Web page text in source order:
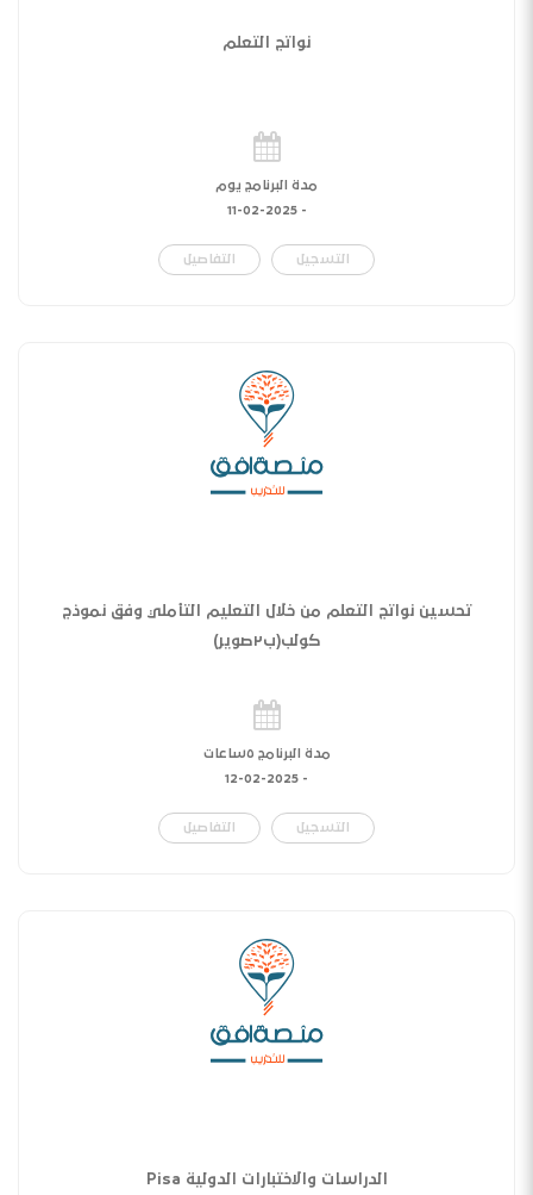
نواتج التعلم
مدة البرنامج يوم
-
11-02-2025
التسجيل التفاصيل
تحسين نواتج التعلم من خلال التعليم التأملي وفق نموذج
كولب(ب٢صوير)
مدة البرنامج ٥ساعات
-
12-02-2025
التسجيل التفاصيل
الدراسات والاختبارات الدولية Pisa